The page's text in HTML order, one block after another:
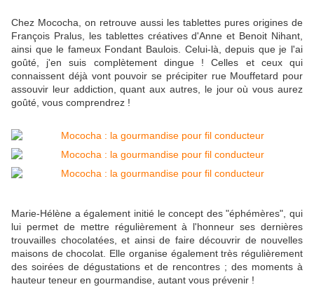
Chez Mococha, on retrouve aussi les tablettes pures origines de
François Pralus, les tablettes créatives d'Anne et Benoit Nihant,
ainsi que le fameux Fondant Baulois. Celui-là, depuis que je l'ai
goûté, j'en suis complètement dingue ! Celles et ceux qui
connaissent déjà vont pouvoir se précipiter rue Mouffetard pour
assouvir leur addiction, quant aux autres, le jour où vous aurez
goûté, vous comprendrez !
Marie-Hélène a également initié le concept des "éphémères", qui
lui permet de mettre régulièrement à l'honneur ses dernières
trouvailles chocolatées, et ainsi de faire découvrir de nouvelles
maisons de chocolat. Elle organise également très régulièrement
des soirées de dégustations et de rencontres ; des moments à
hauteur teneur en gourmandise, autant vous prévenir !